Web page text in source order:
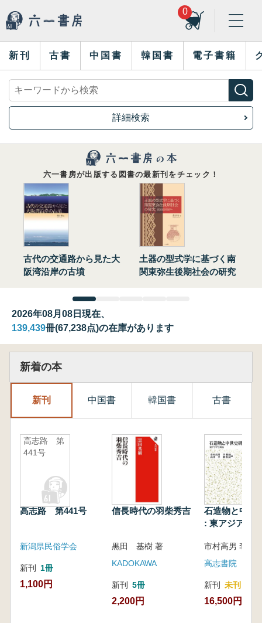
0
新刊 古書 中国書 韓国書 電子書籍
詳細検索
六一書房が出版する図書の最新刊をチェック！
古代の交通路から見た大
阪湾沿岸の古墳
土器の型式学に基づく南
関東弥生後期社会の研究
2026年08月08日現在、
139,439冊(67,238点)の在庫があります
新着の本
新刊 中国書 韓国書 古書
高志路 第
441号
高志路 第441号
新潟県民俗学会
新刊 1冊
1,100円
信長時代の羽柴秀吉
黒田 基樹 著
KADOKAWA
新刊 5冊
2,200円
石造物と中世
: 東アジアと
高志書院
新刊 未刊
16,500円